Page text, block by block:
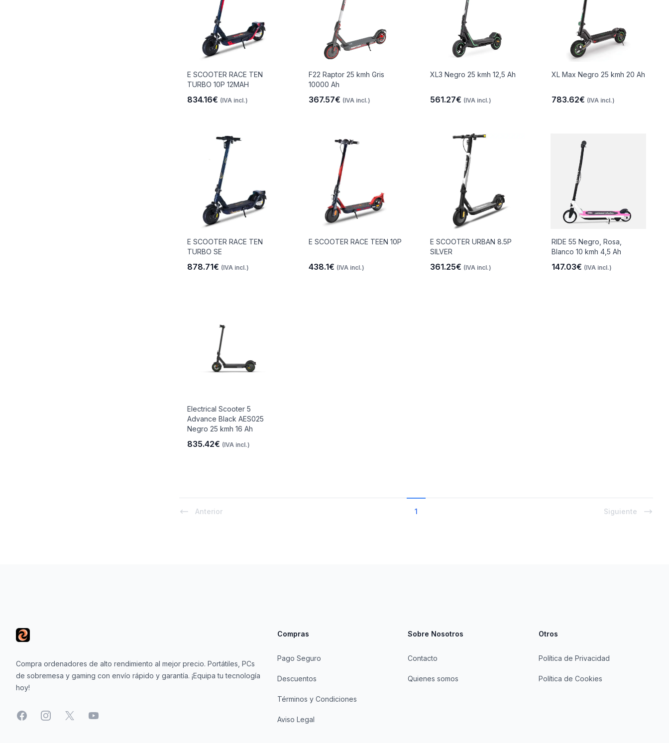
E SCOOTER RACE TEN
TURBO 10P 12MAH
834.16€ (IVA incl.)
F22 Raptor 25 kmh Gris
10000 Ah
367.57€ (IVA incl.)
XL3 Negro 25 kmh 12,5 Ah
561.27€ (IVA incl.)
XL Max Negro 25 kmh 20 Ah
783.62€ (IVA incl.)
E SCOOTER RACE TEN
TURBO SE
878.71€ (IVA incl.)
E SCOOTER RACE TEEN 10P
438.1€ (IVA incl.)
E SCOOTER URBAN 8.5P
SILVER
361.25€ (IVA incl.)
RIDE 55 Negro, Rosa,
Blanco 10 kmh 4,5 Ah
147.03€ (IVA incl.)
Electrical Scooter 5
Advance Black AES025
Negro 25 kmh 16 Ah
835.42€ (IVA incl.)
Anterior 1 Siguiente
Compra ordenadores de alto rendimiento al mejor precio. Portátiles, PCs
de sobremesa y gaming con envío rápido y garantía. ¡Equipa tu tecnología
hoy!
FacebookInstagram
X YouTube
Compras
Pago Seguro
Descuentos
Términos y Condiciones
Aviso Legal
Sobre Nosotros
Contacto
Quienes somos
Otros
Política de Privacidad
Política de Cookies